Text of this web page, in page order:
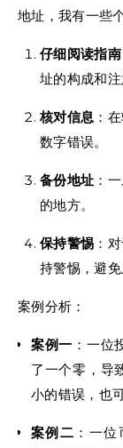
地址，我有一些
仔细阅读指南
址的构成和注
核对信息 ：
数字错误。
备份地址 ：
的地方。
保持警惕 ：
持警惕，避免
案例分析：
案例一 ：一位
了一个零，导
小的错误，也
案例二 ：一